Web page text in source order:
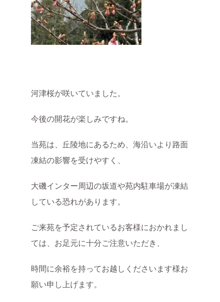
河津桜が咲いていました。
今後の開花が楽しみですね。
当苑は、丘陵地にあるため、海沿いより路面
凍結の影響を受けやすく、
大磯インター周辺の坂道や苑内駐車場が凍結
している恐れがあります。
ご来苑を予定されているお客様におかれまし
ては、お足元に十分ご注意いただき、
時間に余裕を持ってお越しくださいます様お
願い申し上げます。